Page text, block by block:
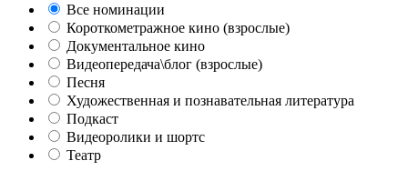
Все номинации
Короткометражное кино (взрослые)
Документальное кино
Видеопередача\блог (взрослые)
Песня
Художественная и познавательная литература
Подкаст
Видеоролики и шортс
Театр